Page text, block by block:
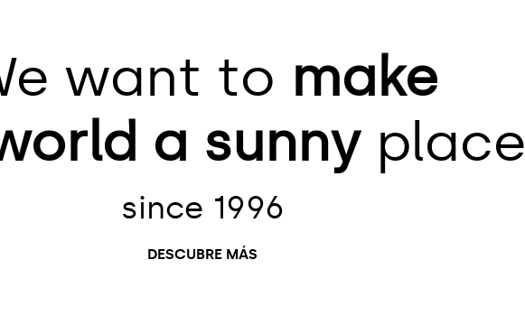
want to make
a sunnyplace
since 1996
DESCUBRE MÁS